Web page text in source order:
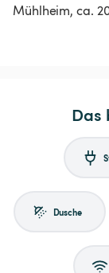
Mühlheim, ca.
Das
Dusche